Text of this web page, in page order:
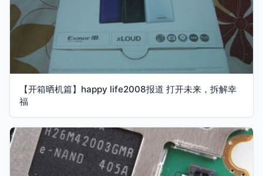
【开箱晒机篇】happy life2008报道 打开未来，拆解幸
福